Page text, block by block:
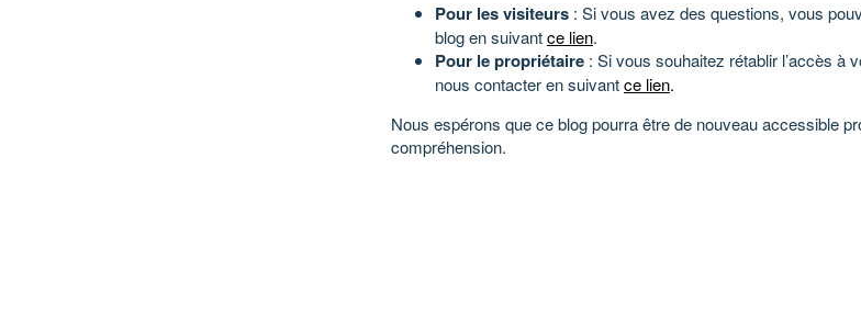
Pour les visiteurs : Si vous avez des questions, vous
blog en suivantce lien.
Pour le propriétaire : Si vous souhaitez rétablir l’accès à
nous contacter en suivantce lien.
Nous espérons que ce blog pourra être de nouveau accessible
compréhension.